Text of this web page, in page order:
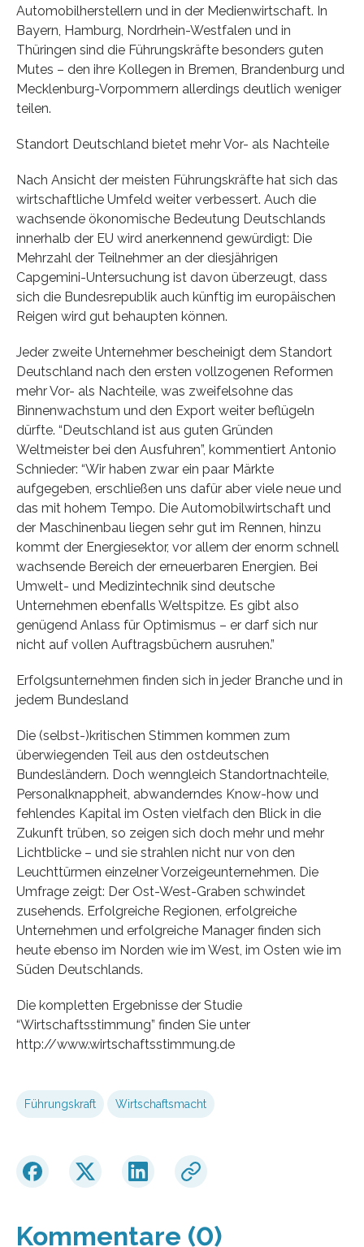
Automobilherstellern und in der Medienwirtschaft. In
Bayern, Hamburg, Nordrhein-Westfalen und in
Thüringen sind die Führungskräfte besonders guten
Mutes – den ihre Kollegen in Bremen, Brandenburg und
Mecklenburg-Vorpommern allerdings deutlich weniger
teilen.
Standort Deutschland bietet mehr Vor- als Nachteile
Nach Ansicht der meisten Führungskräfte hat sich das
wirtschaftliche Umfeld weiter verbessert. Auch die
wachsende ökonomische Bedeutung Deutschlands
innerhalb der EU wird anerkennend gewürdigt: Die
Mehrzahl der Teilnehmer an der diesjährigen
Capgemini-Untersuchung ist davon überzeugt, dass
sich die Bundesrepublik auch künftig im europäischen
Reigen wird gut behaupten können.
Jeder zweite Unternehmer bescheinigt dem Standort
Deutschland nach den ersten vollzogenen Reformen
mehr Vor- als Nachteile, was zweifelsohne das
Binnenwachstum und den Export weiter beflügeln
dürfte. “Deutschland ist aus guten Gründen
Weltmeister bei den Ausfuhren”, kommentiert Antonio
Schnieder: “Wir haben zwar ein paar Märkte
aufgegeben, erschließen uns dafür aber viele neue und
das mit hohem Tempo. Die Automobilwirtschaft und
der Maschinenbau liegen sehr gut im Rennen, hinzu
kommt der Energiesektor, vor allem der enorm schnell
wachsende Bereich der erneuerbaren Energien. Bei
Umwelt- und Medizintechnik sind deutsche
Unternehmen ebenfalls Weltspitze. Es gibt also
genügend Anlass für Optimismus – er darf sich nur
nicht auf vollen Auftragsbüchern ausruhen.”
Erfolgsunternehmen finden sich in jeder Branche und in
jedem Bundesland
Die (selbst-)kritischen Stimmen kommen zum
überwiegenden Teil aus den ostdeutschen
Bundesländern. Doch wenngleich Standortnachteile,
Personalknappheit, abwanderndes Know-how und
fehlendes Kapital im Osten vielfach den Blick in die
Zukunft trüben, so zeigen sich doch mehr und mehr
Lichtblicke – und sie strahlen nicht nur von den
Leuchttürmen einzelner Vorzeigeunternehmen. Die
Umfrage zeigt: Der Ost-West-Graben schwindet
zusehends. Erfolgreiche Regionen, erfolgreiche
Unternehmen und erfolgreiche Manager finden sich
heute ebenso im Norden wie im West, im Osten wie im
Süden Deutschlands.
Die kompletten Ergebnisse der Studie
“Wirtschaftsstimmung” finden Sie unter
http://www.wirtschaftsstimmung.de
Führungskraft Wirtschaftsmacht
Kommentare (0)